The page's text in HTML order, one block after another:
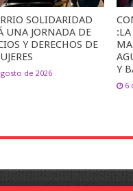
SOLIDARIDAD
UNA JORNADA DE
Y DERECHOS DE
de 2026
Y
6